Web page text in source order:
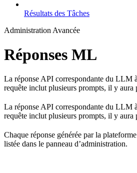
Résultats des Tâches
Administration Avancée
Réponses ML
La réponse API correspondante du LLM
requête inclut plusieurs prompts, il y aura
La réponse API correspondante du LLM
requête inclut plusieurs prompts, il y aura
Chaque réponse générée par la
listée dans le panneau d’administration.